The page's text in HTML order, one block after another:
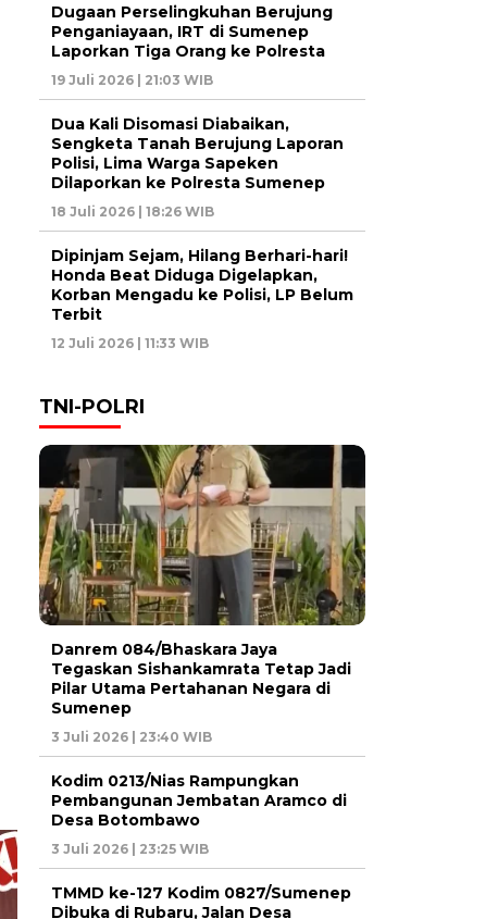
Dugaan Perselingkuhan Berujung
Penganiayaan, IRT di Sumenep
Laporkan Tiga Orang ke Polresta
19 Juli 2026 | 21:03 WIB
Dua Kali Disomasi Diabaikan,
Sengketa Tanah Berujung Laporan
Polisi, Lima Warga Sapeken
Dilaporkan ke Polresta Sumenep
18 Juli 2026 | 18:26 WIB
Dipinjam Sejam, Hilang Berhari-hari!
Honda Beat Diduga Digelapkan,
Korban Mengadu ke Polisi, LP Belum
Terbit
12 Juli 2026 | 11:33 WIB
TNI-POLRI
Danrem 084/Bhaskara Jaya
Tegaskan Sishankamrata Tetap Jadi
Pilar Utama Pertahanan Negara di
Sumenep
3 Juli 2026 | 23:40 WIB
Kodim 0213/Nias Rampungkan
Pembangunan Jembatan Aramco di
Desa Botombawo
3 Juli 2026 | 23:25 WIB
TMMD ke-127 Kodim 0827/Sumenep
Dibuka di Rubaru, Jalan Desa